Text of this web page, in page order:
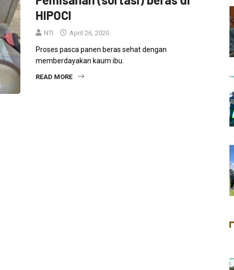
HIPOCI
NTI April 26, 2020
Proses pasca panen beras sehat dengan
memberdayakan kaum ibu.
READ MORE